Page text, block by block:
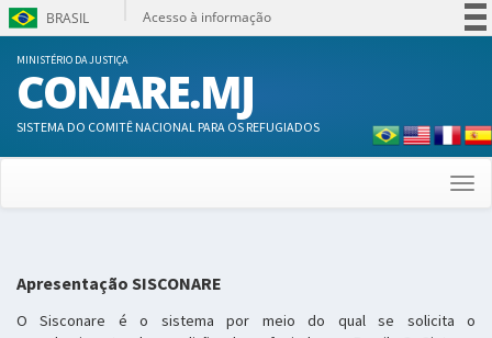
BRASIL
Acesso à informação
Canais
MINISTÉRIO DA JUSTIÇA
CONARE.MJ
SISTEMA DO COMITÊ NACIONAL PARA OS REFUGIADOS
Apresentação SISCONARE
O Sisconare é o sistema por meio do qual se solicita o